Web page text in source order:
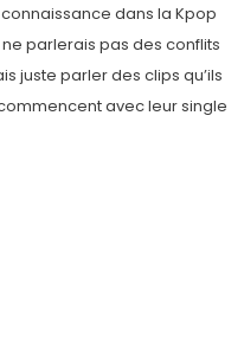
dans la Kpop
ne parlerais pas des conflits
juste parler des clips qu’ils
commencent avec leur single